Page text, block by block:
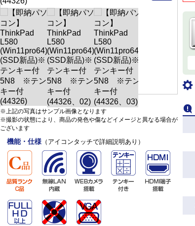
※上記の写真はサンプル画像となります
※撮影の状態により、商品の発色や傷などイメージと異なる場合が
ございます
機能・仕様 （アイコンタッチで詳細説明あり）